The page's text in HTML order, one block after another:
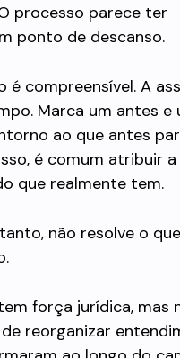
processo parece ter
ponto de descanso.
é compreensível. A
Marca um antes e
ao que antes
é comum atribuir a
que realmente tem.
não resolve o
força jurídica, mas
reorganizar